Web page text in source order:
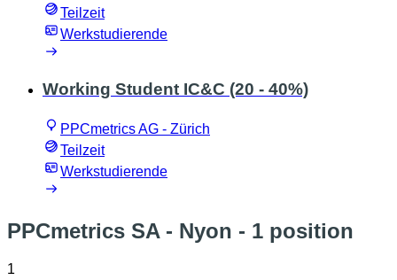
Teilzeit
Werkstudierende
Working Student IC&C (20 - 40%)
PPCmetrics AG - Zürich
Teilzeit
Werkstudierende
PPCmetrics SA - Nyon - 1 position
1